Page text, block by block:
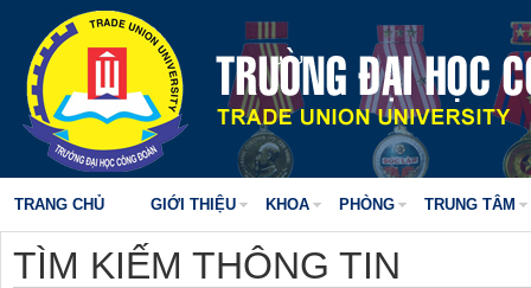
TRANG CHỦ GIỚI THIỆU KHOA PHÒNG TRUNG TÂM
TÌM KIẾM THÔNG TIN